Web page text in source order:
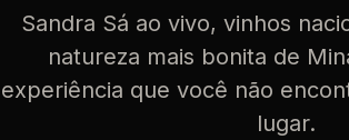
Sandra Sá ao vivo, vinhos
natureza mais bonita de
experiência que você não
lugar.